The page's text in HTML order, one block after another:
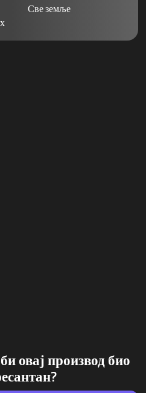
Све земље
овај производ био